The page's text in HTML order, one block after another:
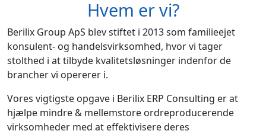
Hvem er vi?
Berilix Group ApS blev stiftet i 2013 som familieejet
konsulent- og handelsvirksomhed, hvor vi tager
stolthed i at tilbyde kvalitetsløsninger indenfor de
brancher vi opererer i.
Vores vigtigste opgave i Berilix ERP Consulting er at
hjælpe mindre & mellemstore ordreproducerende
virksomheder med at effektivisere deres